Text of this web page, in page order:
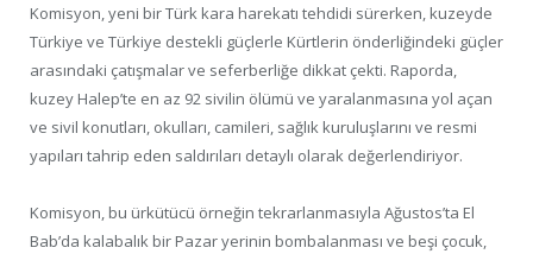
Komisyon, yeni bir Türk kara harekatı tehdidi sürerken, kuzeyde
Türkiye ve Türkiye destekli güçlerle Kürtlerin önderliğindeki güçler
arasındaki çatışmalar ve seferberliğe dikkat çekti. Raporda,
kuzey Halep’te en az 92 sivilin ölümü ve yaralanmasına yol açan
ve sivil konutları, okulları, camileri, sağlık kuruluşlarını ve resmi
yapıları tahrip eden saldırıları detaylı olarak değerlendiriyor.
Komisyon, bu ürkütücü örneğin tekrarlanmasıyla Ağustos’ta El
Bab’da kalabalık bir Pazar yerinin bombalanması ve beşi çocuk,